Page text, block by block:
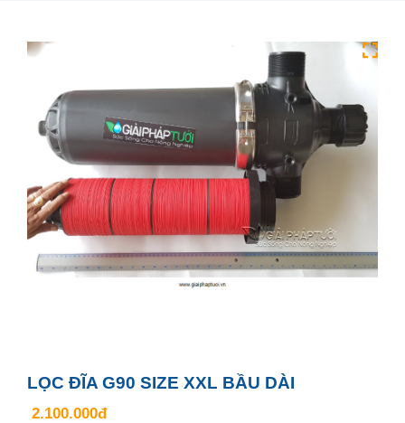
LỌC ĐĨA G90 SIZE XXL BẦU DÀI
2.100.000đ